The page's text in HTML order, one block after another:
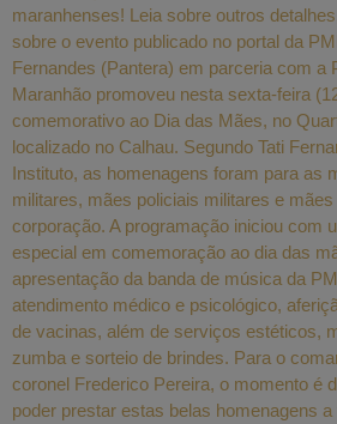
maranhenses! Leia sobre outros
sobre o evento publicado no portal da
Fernandes (Pantera) em parceria com a
Maranhão promoveu nesta sexta-feira
comemorativo ao Dia das Mães, no
localizado no Calhau. Segundo Tati
Instituto, as homenagens foram para as
militares, mães policiais militares e
corporação. A programação iniciou com
especial em comemoração ao dia das
apresentação da banda de música da
atendimento médico e psicológico,
de vacinas, além de serviços estéticos,
zumba e sorteio de brindes. Para o
coronel Frederico Pereira, o momento é
poder prestar estas belas homenagens